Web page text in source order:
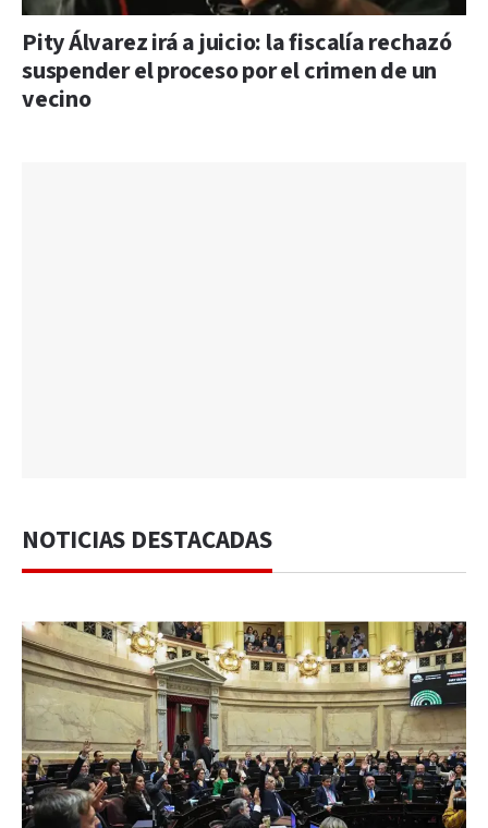
Pity Álvarez irá a juicio: la fiscalía rechazó
suspender el proceso por el crimen de un
vecino
NOTICIAS DESTACADAS